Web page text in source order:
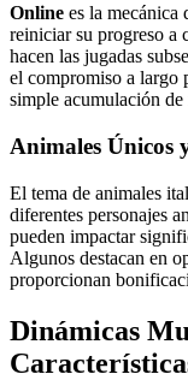
Online es la mecánica
reiniciar su progreso a
hacen las jugadas
el compromiso a largo
simple acumulación de
Animales Únicos
El tema de animales
diferentes personajes
pueden impactar
Algunos destacan en
proporcionan
Dinámicas